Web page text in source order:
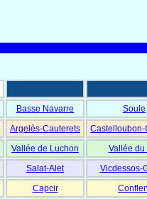
Basse Navarre Soule
Argelès-Cauterets Castelloubon-
Vallée de Luchon Vallée du
Salat-Alet Vicdessos-
Capcir